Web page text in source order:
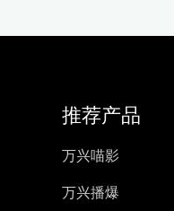
推荐产品
万兴喵影
万兴播爆